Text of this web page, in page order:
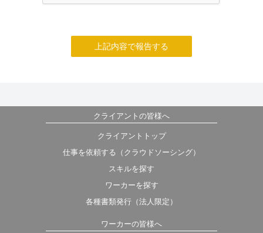
上記内容で報告する
クライアントの皆様へ
クライアントトップ
仕事を依頼する（クラウドソーシング）
スキルを探す
ワーカーを探す
各種書類発行（法人限定）
ワーカーの皆様へ